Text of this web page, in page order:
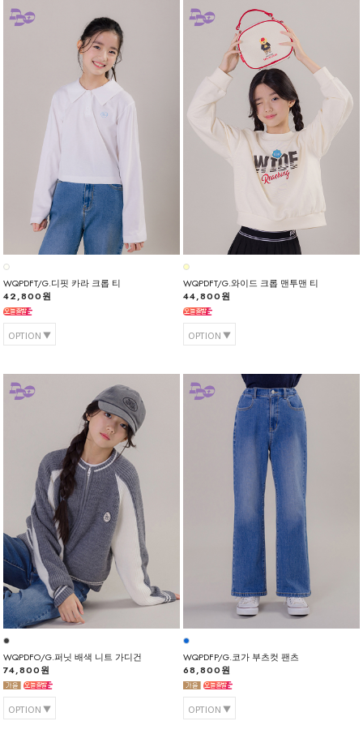
WQPDFT/G.디핏 카라 크롭 티
42,800원
OPTION
WQPDFT/G.와이드 크롭 맨투맨 티
44,800원
OPTION
WQPDFO/G.퍼닛 배색 니트 가디건
74,800원
OPTION
WQPDFP/G.코가 부츠컷 팬츠
68,800원
OPTION